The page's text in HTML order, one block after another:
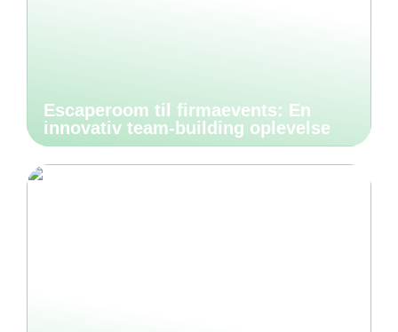
Escaperoom til firmaevents: En
innovativ team-building oplevelse